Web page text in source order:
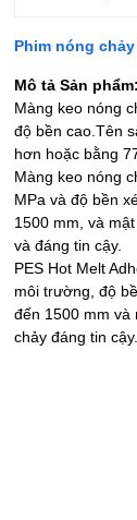
Phim nóng
Mô tả Sản phẩm:
Màng keo nóng
độ bền cao.Tên
hơn hoặc bằng
Màng keo nóng
MPa và độ bền
1500 mm, và
và đáng tin cậy.
PES Hot Melt
môi trường, độ
đến 1500 mm và
chảy đáng tin cậy.